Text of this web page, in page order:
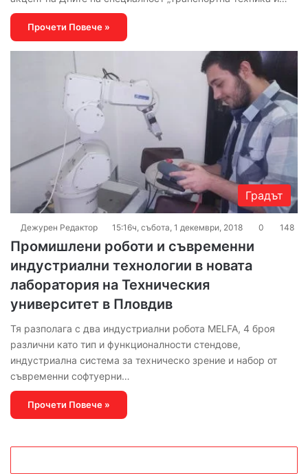
Прочети Повече »
Градът
Дежурен Редактор 15:16ч, събота, 1 декември, 2018 0 148
Промишлени роботи и съвременни
индустриални технологии в новата
лаборатория на Техническия
университет в Пловдив
Тя разполага с два индустриални робота MELFA, 4 броя
различни като тип и функционалности стендове,
индустриална система за техническо зрение и набор от
съвременни софтуерни…
Прочети Повече »